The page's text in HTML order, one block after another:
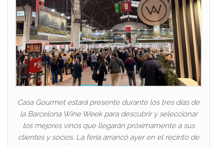
Casa Gourmet estará presente durante los tres días de
la Barcelona Wine Week para descubrir y seleccionar
los mejores vinos que llegarán próximamente a sus
clientes y socios. La feria arrancó ayer en el recinto de